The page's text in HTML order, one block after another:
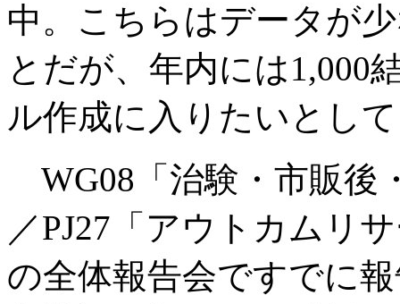
中。こちらはデータが
とだが、年内には1,000
ル作成に入りたいとし
WG08「治験・市販後
／PJ27「アウトカムリ
の全体報告会ですでに